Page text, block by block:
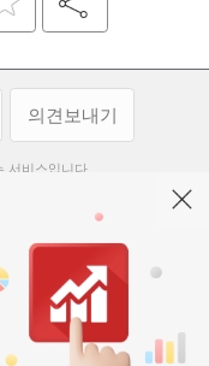
의견보내기
서비스입니다.
연이 발생할 수 있습니다.
대하여 법적인 책임을
무단 배포를 금합니다.
정보처리방침
오픈소스 라이선스
15층
86-54968